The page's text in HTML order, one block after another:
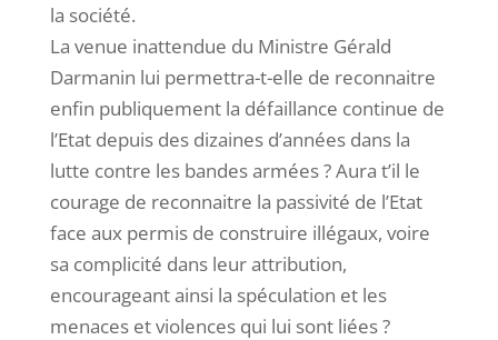
la société.
La venue inattendue du Ministre Gérald
Darmanin lui permettra-t-elle de reconnaitre
enfin publiquement la défaillance continue de
l’Etat depuis des dizaines d’années dans la
lutte contre les bandes armées ? Aura t’il le
courage de reconnaitre la passivité de l’Etat
face aux permis de construire illégaux, voire
sa complicité dans leur attribution,
encourageant ainsi la spéculation et les
menaces et violences qui lui sont liées ?